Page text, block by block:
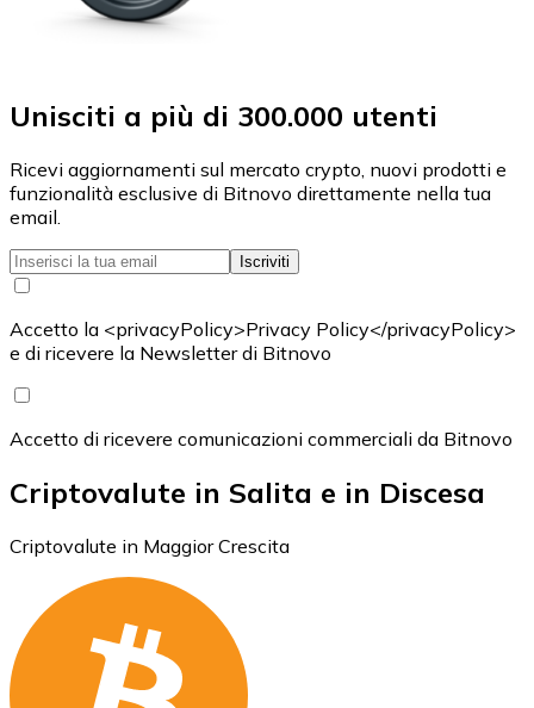
Unisciti a più di 300.000 utenti
Ricevi aggiornamenti sul mercato crypto, nuovi prodotti e
funzionalità esclusive di Bitnovo direttamente nella tua
email.
Iscriviti
Accetto la <privacyPolicy>Privacy Policy</privacyPolicy>
e di ricevere la Newsletter di Bitnovo
Accetto di ricevere comunicazioni commerciali da Bitnovo
Criptovalute in Salita e in Discesa
Criptovalute in Maggior Crescita